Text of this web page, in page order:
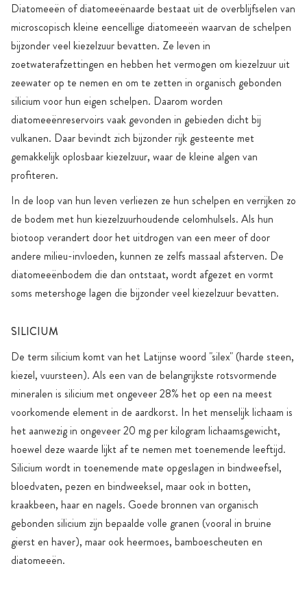
Diatomeeën of diatomeeënaarde bestaat uit de overblijfselen van
microscopisch kleine eencellige diatomeeën waarvan de schelpen
bijzonder veel kiezelzuur bevatten. Ze leven in
zoetwaterafzettingen en hebben het vermogen om kiezelzuur uit
zeewater op te nemen en om te zetten in organisch gebonden
silicium voor hun eigen schelpen. Daarom worden
diatomeeënreservoirs vaak gevonden in gebieden dicht bij
vulkanen. Daar bevindt zich bijzonder rijk gesteente met
gemakkelijk oplosbaar kiezelzuur, waar de kleine algen van
profiteren.
In de loop van hun leven verliezen ze hun schelpen en verrijken zo
de bodem met hun kiezelzuurhoudende celomhulsels. Als hun
biotoop verandert door het uitdrogen van een meer of door
andere milieu-invloeden, kunnen ze zelfs massaal afsterven. De
diatomeeënbodem die dan ontstaat, wordt afgezet en vormt
soms metershoge lagen die bijzonder veel kiezelzuur bevatten.
SILICIUM
De term silicium komt van het Latijnse woord "silex" (harde steen,
kiezel, vuursteen). Als een van de belangrijkste rotsvormende
mineralen is silicium met ongeveer 28% het op een na meest
voorkomende element in de aardkorst. In het menselijk lichaam is
het aanwezig in ongeveer 20 mg per kilogram lichaamsgewicht,
hoewel deze waarde lijkt af te nemen met toenemende leeftijd.
Silicium wordt in toenemende mate opgeslagen in bindweefsel,
bloedvaten, pezen en bindweeksel, maar ook in botten,
kraakbeen, haar en nagels. Goede bronnen van organisch
gebonden silicium zijn bepaalde volle granen (vooral in bruine
gierst en haver), maar ook heermoes, bamboescheuten en
diatomeeën.